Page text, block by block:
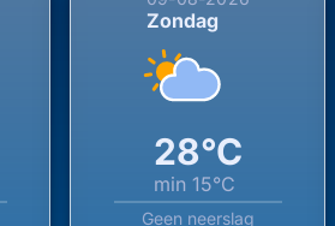
Zondag
28°C
min 15°C
Geen neerslag